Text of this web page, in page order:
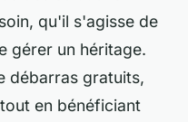
qu'il s'agisse de
gérer un héritage.
débarras gratuits,
en bénéficiant